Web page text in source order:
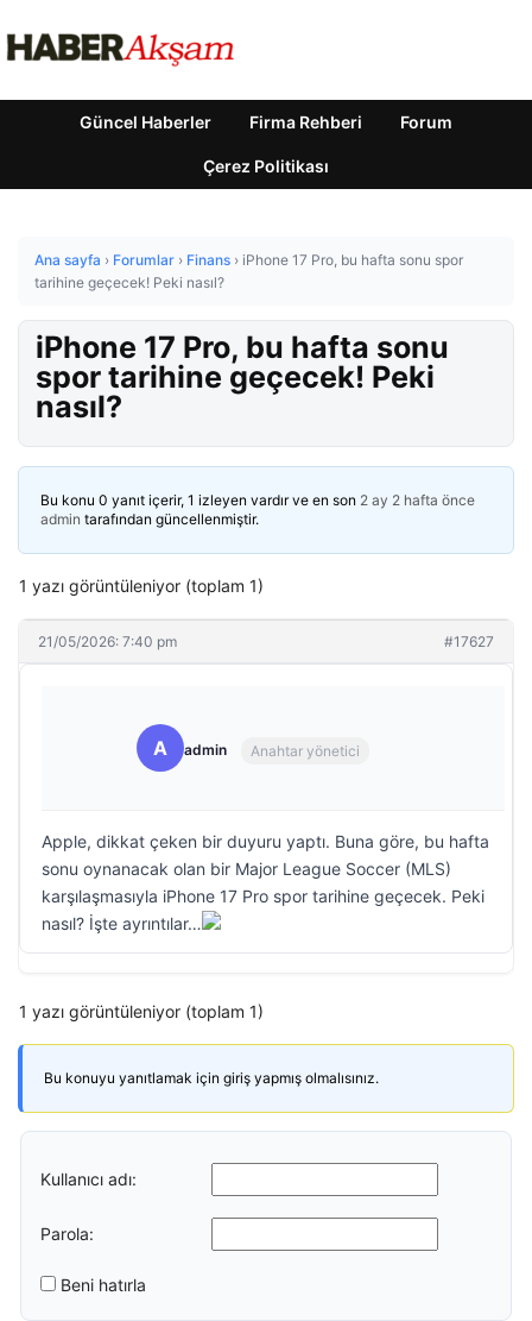
Güncel Haberler Firma Rehberi Forum
Çerez Politikası
Ana sayfa › Forumlar › Finans › iPhone 17 Pro, bu hafta sonu spor
tarihine geçecek! Peki nasıl?
iPhone 17 Pro, bu hafta sonu
spor tarihine geçecek! Peki
nasıl?
Bu konu 0 yanıt içerir, 1 izleyen vardır ve en son 2 ay 2 hafta önce
admin tarafından güncellenmiştir.
1 yazı görüntüleniyor (toplam 1)
21/05/2026: 7:40 pm #17627
A admin Anahtar yönetici
Apple, dikkat çeken bir duyuru yaptı. Buna göre, bu hafta
sonu oynanacak olan bir Major League Soccer (MLS)
karşılaşmasıyla iPhone 17 Pro spor tarihine geçecek. Peki
nasıl? İşte ayrıntılar…
1 yazı görüntüleniyor (toplam 1)
Bu konuyu yanıtlamak için giriş yapmış olmalısınız.
Kullanıcı adı:
Parola:
Beni hatırla